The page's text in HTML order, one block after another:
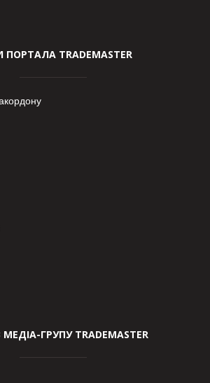
TRADEMASTER
ГРУПУ TRADEMASTER